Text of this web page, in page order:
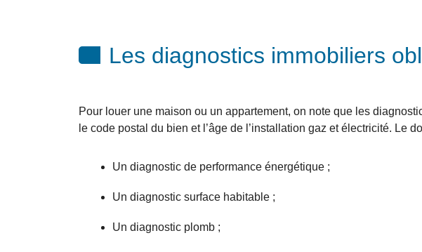
Les diagnostics immobiliers
Pour louer une maison ou un appartement, on note que les
le code postal du bien et l’âge de l’installation gaz et électricité. Le
Un diagnostic de performance énergétique ;
Un diagnostic surface habitable ;
Un diagnostic plomb ;